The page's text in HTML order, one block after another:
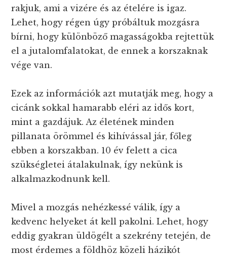
rakjuk, ami a vizére és az ételére is igaz.
Lehet, hogy régen úgy próbáltuk mozgásra
bírni, hogy különböző magasságokba rejtettük
el a jutalomfalatokat, de ennek a korszaknak
vége van.
Ezek az információk azt mutatják meg, hogy a
cicánk sokkal hamarabb eléri az idős kort,
mint a gazdájuk. Az életének minden
pillanata örömmel és kihívással jár, főleg
ebben a korszakban. 10 év felett a cica
szükségletei átalakulnak, így nekünk is
alkalmazkodnunk kell.
Mivel a mozgás nehézkessé válik, így a
kedvenc helyeket át kell pakolni. Lehet, hogy
eddig gyakran üldögélt a szekrény tetején, de
most érdemes a földhöz közeli házikót